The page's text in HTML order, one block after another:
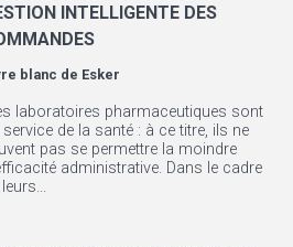
INTELLIGENTE DES
blanc de Esker
laboratoires pharmaceutiques sont
service de la santé : à ce titre, ils ne
pas se permettre la moindre
administrative. Dans le cadre